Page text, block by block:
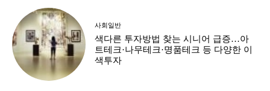
사회일반
색다른 투자방법 찾는 시니어 급증…아
트테크·나무테크·명품테크 등 다양한 이
색투자